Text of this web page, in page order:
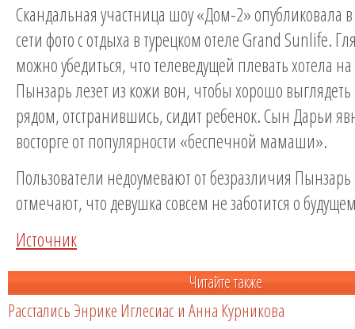
Скандальная участница шоу «Дом-2» опубликовала
сети фото с отдыха в турецком отеле Grand Sunlife.
можно убедиться, что телеведущей плевать хотела
Пынзарь лезет из кожи вон, чтобы хорошо
рядом, отстранившись, сидит ребенок. Сын Дарьи
восторге от популярности «беспечной мамаши».
Пользователи недоумевают от безразличия
отмечают, что девушка совсем не заботится о
Источник
Читайте также
Расстались Энрике Иглесиас и Анна Курникова